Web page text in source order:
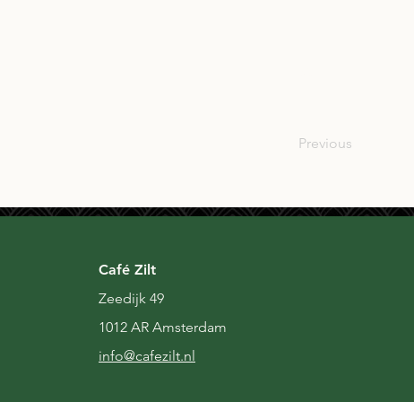
Previous
Café Zilt
Zeedijk 49
1012 AR Amsterdam
info@cafezilt.nl